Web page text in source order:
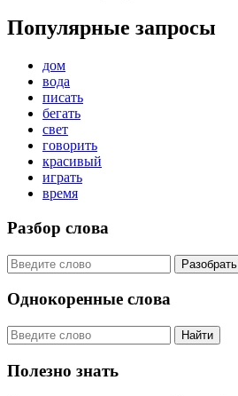
Популярные запросы
дом
вода
писать
бегать
свет
говорить
красивый
играть
время
Разбор слова
Разобрать
Однокоренные слова
Найти
Полезно знать